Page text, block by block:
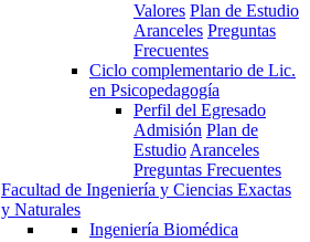
Valores Plan de Estudio
Aranceles Preguntas
Frecuentes
Ciclo complementario de Lic.
en Psicopedagogía
Perfil del Egresado
Admisión Plan de
Estudio Aranceles
Preguntas Frecuentes
Facultad de Ingeniería y Ciencias Exactas
y Naturales
Ingeniería Biomédica